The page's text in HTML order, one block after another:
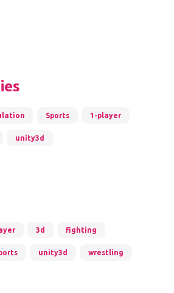
Sports 1-player
unity3d
3d fighting
unity3d wrestling